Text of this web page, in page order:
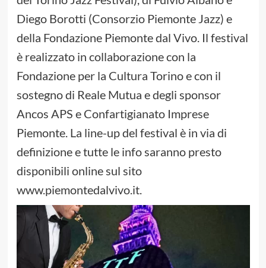
Diego Borotti (Consorzio Piemonte Jazz) e
della Fondazione Piemonte dal Vivo. Il festival
è realizzato in collaborazione con la
Fondazione per la Cultura Torino e con il
sostegno di Reale Mutua e degli sponsor
Ancos APS e Confartigianato Imprese
Piemonte. La line-up del festival è in via di
definizione e tutte le info saranno presto
disponibili online sul sito
www.piemontedalvivo.it.